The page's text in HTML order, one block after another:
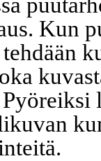
Kun